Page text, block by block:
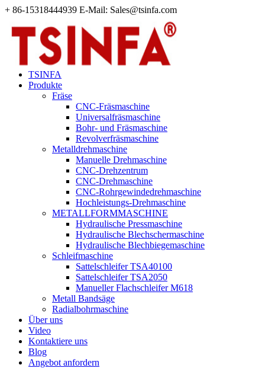
+ 86-15318444939 E-Mail: Sales@tsinfa.com
TSINFA
Produkte
Fräse
CNC-Fräsmaschine
Universalfräsmaschine
Bohr- und Fräsmaschine
Revolverfräsmaschine
Metalldrehmaschine
Manuelle Drehmaschine
CNC-Drehzentrum
CNC-Drehmaschine
CNC-Rohrgewindedrehmaschine
Hochleistungs-Drehmaschine
METALLFORMMASCHINE
Hydraulische Pressmaschine
Hydraulische Blechschermaschine
Hydraulische Blechbiegemaschine
Schleifmaschine
Sattelschleifer TSA40100
Sattelschleifer TSA2050
Manueller Flachschleifer M618
Metall Bandsäge
Radialbohrmaschine
Über uns
Video
Kontaktiere uns
Blog
Angebot anfordern